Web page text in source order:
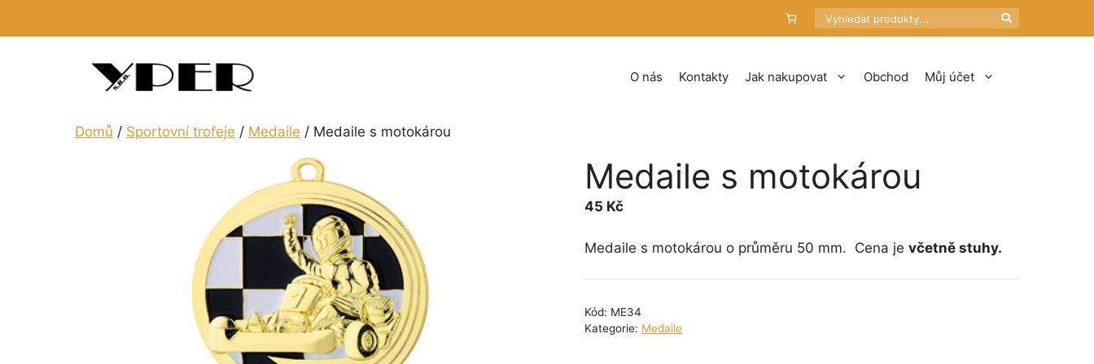
Hledat
O nás Kontakty Jak nakupovat Obchod Můj účet
Domů / Sportovní trofeje / Medaile / Medaile s motokárou
Medaile s motokárou
45 Kč
Medaile s motokárou o průměru 50 mm. Cena jevčetně stuhy.
Kód: ME34
Kategorie: Medaile